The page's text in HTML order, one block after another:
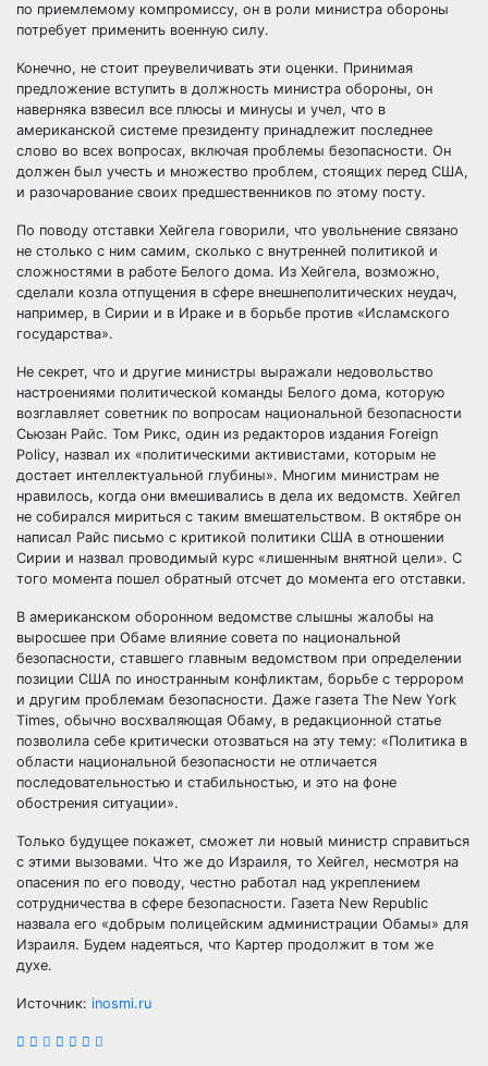
по приемлемому компромиссу, он в роли министра обороны
потребует применить военную силу.
Конечно, не стоит преувеличивать эти оценки. Принимая
предложение вступить в должность министра обороны, он
наверняка взвесил все плюсы и минусы и учел, что в
американской системе президенту принадлежит последнее
слово во всех вопросах, включая проблемы безопасности. Он
должен был учесть и множество проблем, стоящих перед США,
и разочарование своих предшественников по этому посту.
По поводу отставки Хейгела говорили, что увольнение связано
не столько с ним самим, сколько с внутренней политикой и
сложностями в работе Белого дома. Из Хейгела, возможно,
сделали козла отпущения в сфере внешнеполитических неудач,
например, в Сирии и в Ираке и в борьбе против «Исламского
государства».
Не секрет, что и другие министры выражали недовольство
настроениями политической команды Белого дома, которую
возглавляет советник по вопросам национальной безопасности
Сьюзан Райс. Том Рикс, один из редакторов издания Foreign
Policy, назвал их «политическими активистами, которым не
достает интеллектуальной глубины». Многим министрам не
нравилось, когда они вмешивались в дела их ведомств. Хейгел
не собирался мириться с таким вмешательством. В октябре он
написал Райс письмо с критикой политики США в отношении
Сирии и назвал проводимый курс «лишенным внятной цели». С
того момента пошел обратный отсчет до момента его отставки.
В американском оборонном ведомстве слышны жалобы на
выросшее при Обаме влияние совета по национальной
безопасности, ставшего главным ведомством при определении
позиции США по иностранным конфликтам, борьбе с террором
и другим проблемам безопасности. Даже газета The New York
Times, обычно восхваляющая Обаму, в редакционной статье
позволила себе критически отозваться на эту тему: «Политика в
области национальной безопасности не отличается
последовательностью и стабильностью, и это на фоне
обострения ситуации».
Только будущее покажет, сможет ли новый министр справиться
с этими вызовами. Что же до Израиля, то Хейгел, несмотря на
опасения по его поводу, честно работал над укреплением
сотрудничества в сфере безопасности. Газета New Republic
назвала его «добрым полицейским администрации Обамы» для
Израиля. Будем надеяться, что Картер продолжит в том же
духе.
Источник: inosmi.ru